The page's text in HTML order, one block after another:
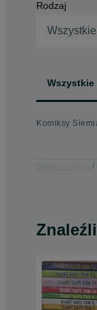
Rodzaj
Wszystkie
Wszystkie
Komiksy